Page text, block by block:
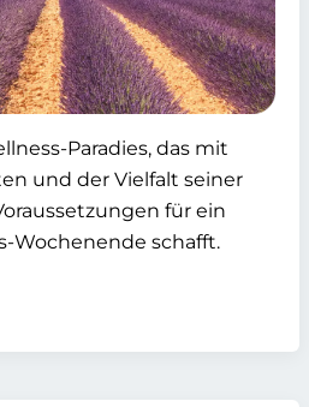
Paradies, das mit
und der Vielfalt seiner
für ein
Wochenende schafft.